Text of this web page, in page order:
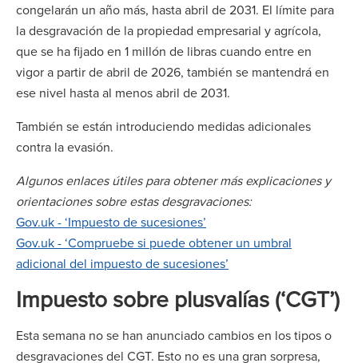
congelarán un año más, hasta abril de 2031. El límite para
la desgravación de la propiedad empresarial y agrícola,
que se ha fijado en 1 millón de libras cuando entre en
vigor a partir de abril de 2026, también se mantendrá en
ese nivel hasta al menos abril de 2031.
También se están introduciendo medidas adicionales
contra la evasión.
Algunos enlaces útiles para obtener más explicaciones y
orientaciones sobre estas desgravaciones:
Gov.uk - ‘Impuesto de sucesiones’
Gov.uk - ‘Compruebe si puede obtener un umbral
adicional del impuesto de sucesiones’
Impuesto sobre plusvalías (‘CGT’)
Esta semana no se han anunciado cambios en los tipos o
desgravaciones del CGT. Esto no es una gran sorpresa,